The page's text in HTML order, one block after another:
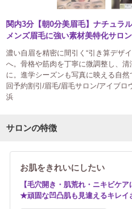
関内3分【朝0分美眉毛】ナチュラ
メンズ眉毛に強い素材美特化サロン
濃い自眉を精密に間引く“引き算デザ
へ。骨格や筋肉を丁寧に微調整し、
に。進学シーズンも写真に映える自
回予約割引/眉毛/眉毛サロン/アイブ
浜
サロンの特徴
お肌をきれいにしたい
【毛穴開き・肌荒れ・ニキビケ
★頑固な凹凸肌も見違えるキレイ